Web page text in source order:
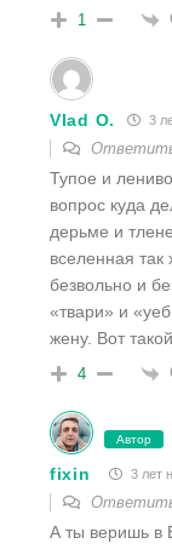
1
Vlad O. 3
Тупое и
вопрос куда
дерьме и
вселенная
безвольно и
«твари» и
жену. Вот
4
Автор
fixin 3 лет
А ты веришь в